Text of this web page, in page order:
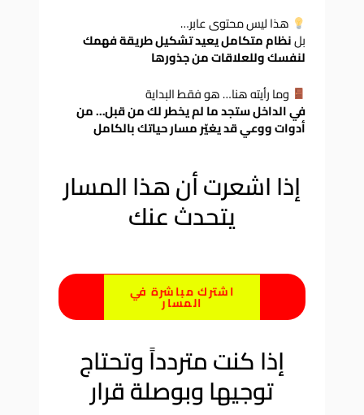
هذا ليس محتوى عابر…
بلنظام متكامل يعيد تشكيل طريقة فهمك
لنفسك وللعلاقات من جذورها
وما رأيته هنا… هو فقط البداية
في الداخل ستجد ما لم يخطر لك من قبل… من
أدوات ووعي قد يغيّر مسار حياتك بالكامل
إذا اشعرت أن هذا المسار
يتحدث عنك
اشترك مباشرة في
المسار
إذا كنت متردداً وتحتاج
توجيها وبوصلة قرار